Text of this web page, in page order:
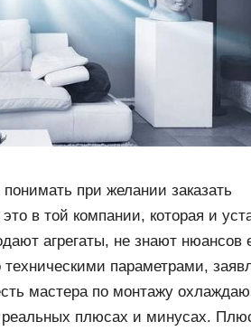
при желании заказать
в той компании, которая и
агрегаты, не знают нюансов
параметрами,
мастера по монтажу
реальных плюсах и минусах.